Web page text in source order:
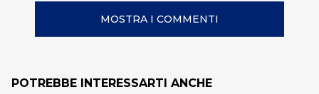
MOSTRA I COMMENTI
POTREBBE INTERESSARTI ANCHE